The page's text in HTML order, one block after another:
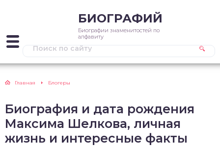
БИОГРАФИЙ
Биографии знаменитостей по
алфавиту
Главная Блогеры
Биография и дата рождения
Максима Шелкова, личная
жизнь и интересные факты